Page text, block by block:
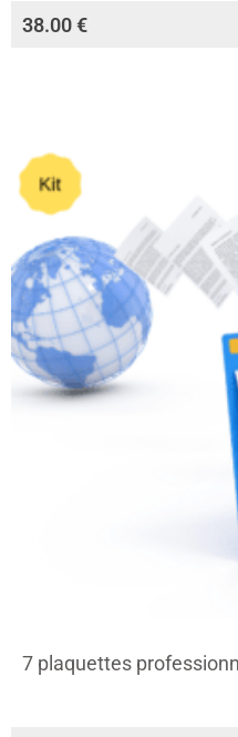
38.00€
7 plaquettes